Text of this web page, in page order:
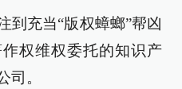
到充当“版权蟑螂”帮凶
权维权委托的知识产
司。